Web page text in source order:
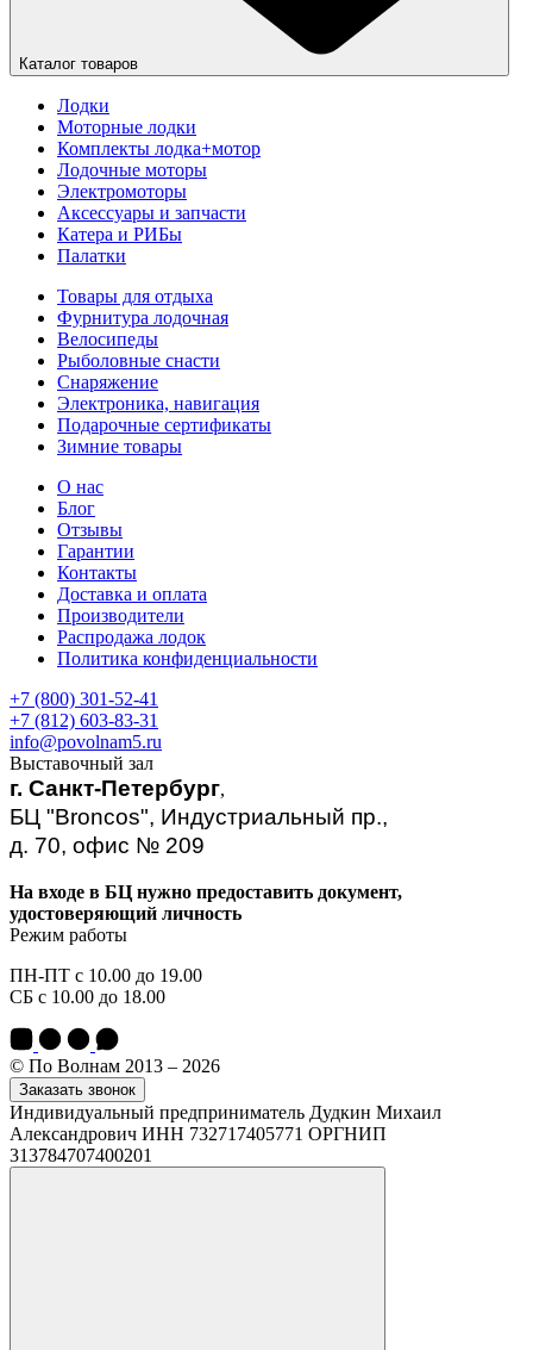
Каталог товаров
Лодки
Моторные лодки
Комплекты лодка+мотор
Лодочные моторы
Электромоторы
Аксессуары и запчасти
Катера и РИБы
Палатки
Товары для отдыха
Фурнитура лодочная
Велосипеды
Рыболовные снасти
Снаряжение
Электроника, навигация
Подарочные сертификаты
Зимние товары
О нас
Блог
Отзывы
Гарантии
Контакты
Доставка и оплата
Производители
Распродажа лодок
Политика конфиденциальности
+7 (800) 301-52-41
+7 (812) 603-83-31
info@povolnam5.ru
Выставочный зал
г. Санкт-Петербург,
БЦ "Broncos", Индустриальный пр.,
д. 70, офис № 209
На входе в БЦ нужно предоставить документ,
удостоверяющий личность
Режим работы
ПН-ПТ с 10.00 до 19.00
СБ с 10.00 до 18.00
© По Волнам 2013 – 2026
Заказать звонок
Индивидуальный предприниматель Дудкин Михаил
Александрович ИНН 732717405771 ОРГНИП
313784707400201